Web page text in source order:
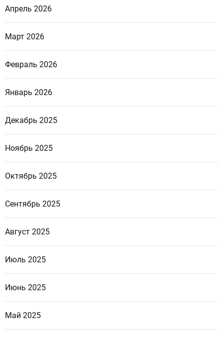
Апрель 2026
Март 2026
Февраль 2026
Январь 2026
Декабрь 2025
Ноябрь 2025
Октябрь 2025
Сентябрь 2025
Август 2025
Июль 2025
Июнь 2025
Май 2025